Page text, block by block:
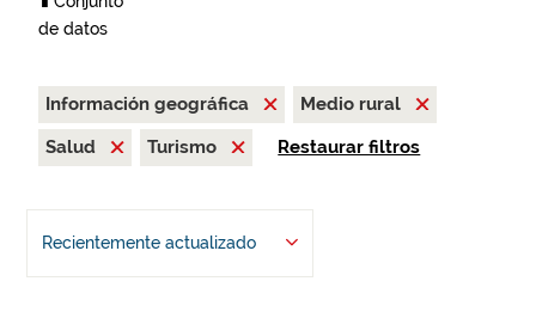
de datos
Información geográfica
Medio rural
Salud
Turismo Restaurar filtros
Recientemente actualizado